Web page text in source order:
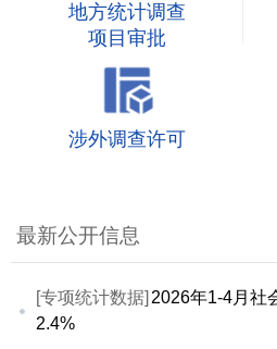
地方统计调查
项目审批
涉外调查许可
最新公开信息
[专项统计数据] 2026年1-4月社
2.4%